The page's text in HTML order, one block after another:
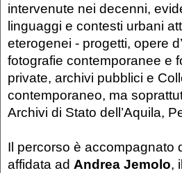
intervenute nei decenni,
linguaggi e contesti urbani
eterogenei - progetti, opere
fotografie contemporanee e
private, archivi pubblici e
contemporaneo, ma
Archivi di Stato dell’Aquila,
Il percorso è accompagnato
affidata ad Andrea Jemolo,